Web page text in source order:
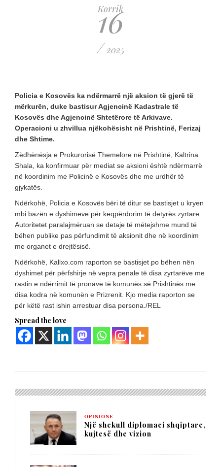
Korrik
16
/ 2025
Policia e Kosovës ka ndërmarrë një aksion të gjerë të
mërkurën, duke bastisur Agjencinë Kadastrale të
Kosovës dhe Agjencinë Shtetërore të Arkivave.
Operacioni u zhvillua njëkohësisht në Prishtinë, Ferizaj
dhe Shtime.
Zëdhënësja e Prokurorisë Themelore në Prishtinë, Kaltrina
Shala, ka konfirmuar për mediat se aksioni është ndërmarrë
në koordinim me Policinë e Kosovës dhe me urdhër të
gjykatës.
Ndërkohë, Policia e Kosovës bëri të ditur se bastisjet u kryen
mbi bazën e dyshimeve për keqpërdorim të detyrës zyrtare.
Autoritetet paralajmëruan se detaje të mëtejshme mund të
bëhen publike pas përfundimit të aksionit dhe në koordinim
me organet e drejtësisë.
Ndërkohë, Kallxo.com raporton se bastisjet po bëhen nën
dyshimet për përfshirje në vepra penale të disa zyrtarëve me
rastin e ndërrimit të pronave të komunës së Prishtinës me
disa kodra në komunën e Prizrenit. Kjo media raporton se
për këtë rast ishin arrestuar disa persona./REL
Spread the love
OPINIONE
Një shekull diplomaci shqiptare,
kujtesë dhe vizion